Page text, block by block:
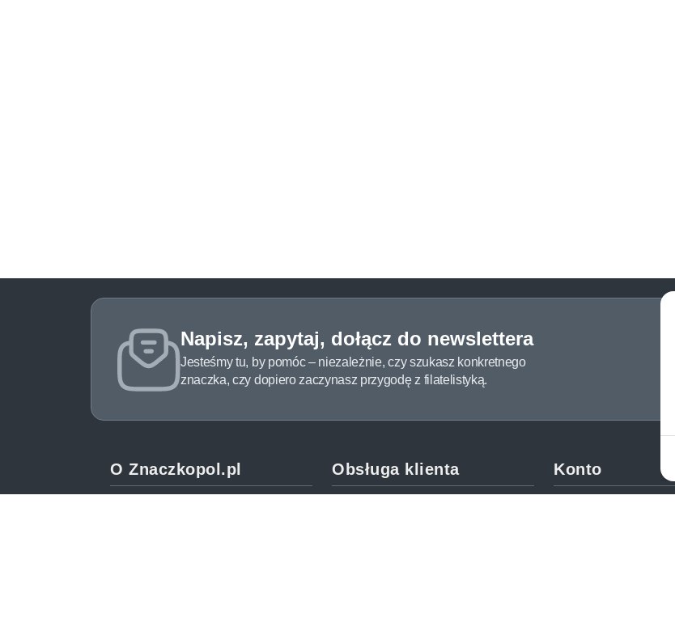
Napisz, zapytaj, dołącz do newslettera
Jesteśmy tu, by pomóc – niezależnie, czy szukasz konkretnego
znaczka, czy dopiero zaczynasz przygodę z filatelistyką.
O Znaczkopol.pl Obsługa klienta Konto